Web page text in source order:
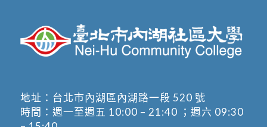
地址： 台北市內湖區內湖路一段 520 號
時間：週一至週五 10:00 – 21:40 ；週六 09:30